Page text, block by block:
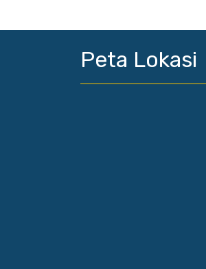
Peta Lokasi